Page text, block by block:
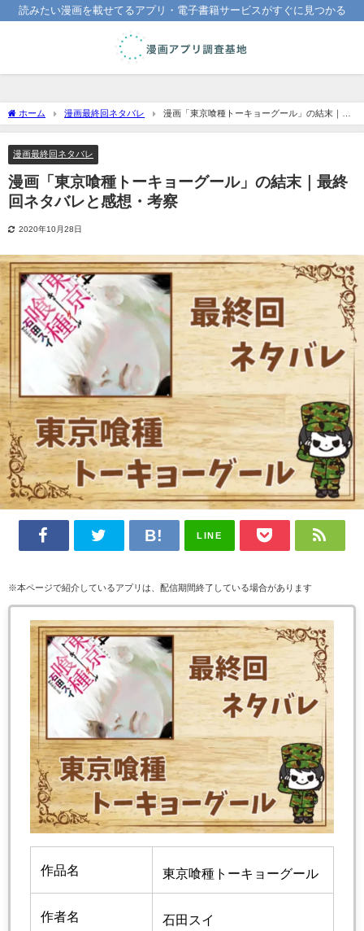
読みたい漫画を載せてるアプリ・電子書籍サービスがすぐに見つかる
ホーム 漫画最終回ネタバレ
漫画「東京喰種トーキョーグール」の結末｜最
終回ネタバレと感想・考察
漫画最終回ネタバレ
漫画「東京喰種トーキョーグール」の結末｜最終
回ネタバレと感想・考察
2020年10月28日
LINE
※本ページで紹介しているアプリは、配信期間終了している場合があります
作品名 東京喰種トーキョーグール
作者名 石田スイ